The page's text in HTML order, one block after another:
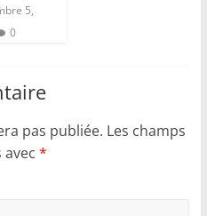
5,
0
pas publiée. Les champs
*